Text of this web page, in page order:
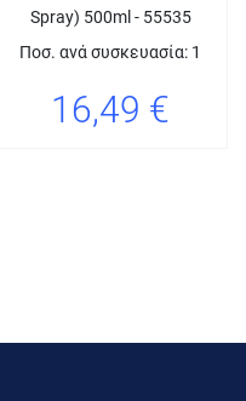
Spray) 500ml - 55535
Ποσ. ανά συσκευασία: 1
16,49 €